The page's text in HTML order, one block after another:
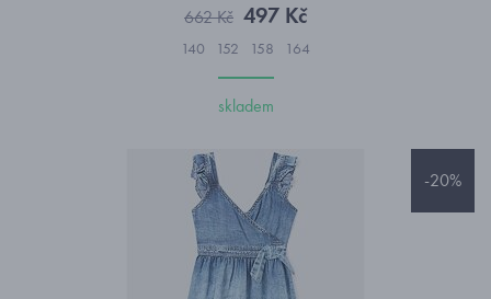
662 Kč 497 Kč
140 152 158 164
skladem
-20%